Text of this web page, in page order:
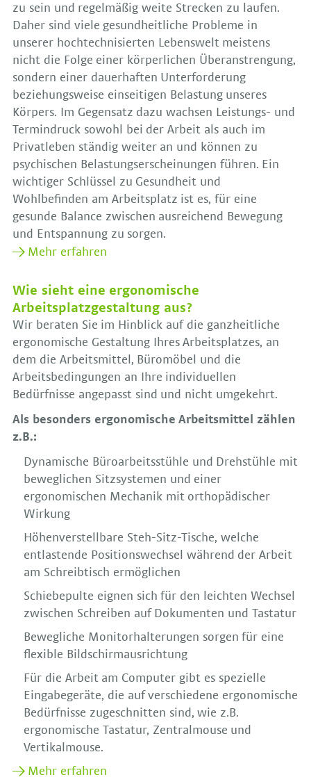
zu sein und regelmäßig weite Strecken zu laufen.
Daher sind viele gesundheitliche Probleme in
unserer hochtechnisierten Lebenswelt meistens
nicht die Folge einer körperlichen Überanstrengung,
sondern einer dauerhaften Unterforderung
beziehungsweise einseitigen Belastung unseres
Körpers. Im Gegensatz dazu wachsen Leistungs- und
Termindruck sowohl bei der Arbeit als auch im
Privatleben ständig weiter an und können zu
psychischen Belastungserscheinungen führen. Ein
wichtiger Schlüssel zu Gesundheit und
Wohlbefinden am Arbeitsplatz ist es, für eine
gesunde Balance zwischen ausreichend Bewegung
und Entspannung zu sorgen.
Mehr erfahren
Wie sieht eine ergonomische
Arbeitsplatzgestaltung aus?
Wir beraten Sie im Hinblick auf die ganzheitliche
ergonomische Gestaltung Ihres Arbeitsplatzes, an
dem die Arbeitsmittel, Büromöbel und die
Arbeitsbedingungen an Ihre individuellen
Bedürfnisse angepasst sind und nicht umgekehrt.
Als besonders ergonomische Arbeitsmittel zählen
z.B.:
Dynamische Büroarbeitsstühle und Drehstühle mit
beweglichen Sitzsystemen und einer
ergonomischen Mechanik mit orthopädischer
Wirkung
Höhenverstellbare Steh-Sitz-Tische, welche
entlastende Positionswechsel während der Arbeit
am Schreibtisch ermöglichen
Schiebepulte eignen sich für den leichten Wechsel
zwischen Schreiben auf Dokumenten und Tastatur
Bewegliche Monitorhalterungen sorgen für eine
flexible Bildschirmausrichtung
Für die Arbeit am Computer gibt es spezielle
Eingabegeräte, die auf verschiedene ergonomische
Bedürfnisse zugeschnitten sind, wie z.B.
ergonomische Tastatur, Zentralmouse und
Vertikalmouse.
Mehr erfahren